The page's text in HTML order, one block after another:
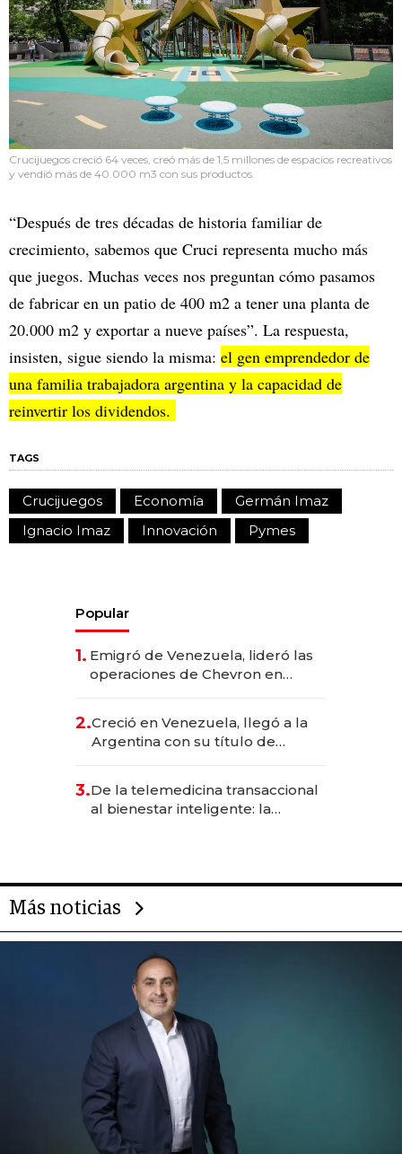
Crucijuegos creció 64 veces, creó más de 1,5 millones de espacios recreativos
y vendió más de 40.000 m3 con sus productos.
“Después de tres décadas de historia familiar de
crecimiento, sabemos que Cruci representa mucho más
que juegos. Muchas veces nos preguntan cómo pasamos
de fabricar en un patio de 400 m2 a tener una planta de
20.000 m2 y exportar a nueve países”. La respuesta,
insisten, sigue siendo la misma: el gen emprendedor de
una familia trabajadora argentina y la capacidad de
reinvertir los dividendos.
TAGS
Crucijuegos Economía
Germán Imaz
Ignacio Imaz
Innovación Pymes
Popular
1. Emigró de Venezuela, lideró las
operaciones de Chevron en
2.Creció en Venezuela, llegó a la
Argentina con su título de
las marcas "fast premium"
3.De la telemedicina transaccional
al bienestar inteligente: la
Más noticias